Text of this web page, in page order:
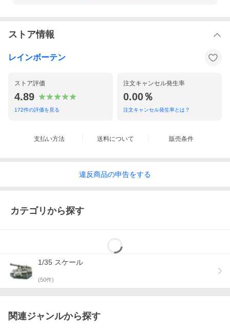
ストア情報
レインボーテン
ストア評価
4.89
172件の評価を見る
注文キャンセル発生率
0.00％
注文キャンセル発生率とは？
支払い方法 送料について 販売条件
違反商品の申告をする
カテゴリから探す
1/35 スケール
(50件)
関連ジャンルから探す